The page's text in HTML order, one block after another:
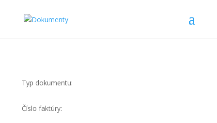
Typ dokumentu:
Číslo faktúry: